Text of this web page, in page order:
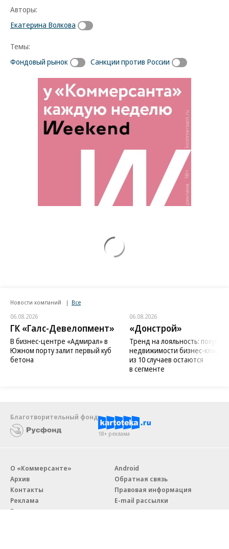
Авторы:
Екатерина Волкова
Темы:
Фондовый рынок
Санкции против России
Новости компаний Все
06.08.2026
ГК «Галс-Девелопмент»
В бизнес-центре «Адмирал» в
Южном порту залит первый куб
бетона
06.08.2026
«Донстрой»
Тренд на лояльность:
недвижимости бизнес-класса
из 10 случаев остаются
в сегменте
Благотворительный фонд
18+ реклама
О «Коммерсанте»
Архив
Контакты
Реклама
Вакансии
Android
Обратная связь
Правовая информация
E-mail рассылки